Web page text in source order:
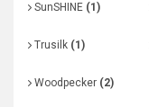
SunSHINE (1)
Trusilk (1)
Woodpecker (2)